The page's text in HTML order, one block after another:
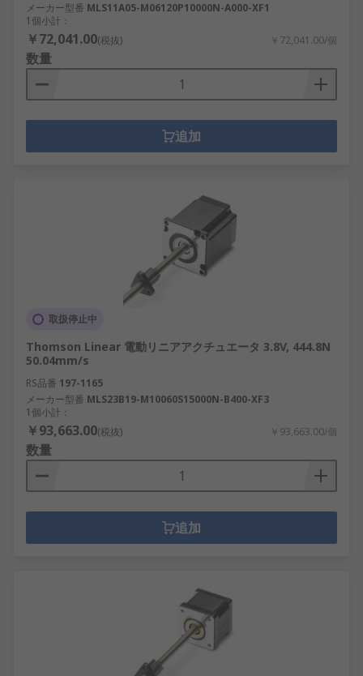
メーカー型番 MLS11A05-M06120P10000N-A000-XF1
1個小計：
￥72,041.00(税抜) ￥72,041.00/個
数量
追加
取扱停止中
Thomson Linear 電動リニアアクチュエータ 3.8V, 444.8N
50.04mm/s
RS品番 197-1165
メーカー型番 MLS23B19-M10060S15000N-B400-XF3
1個小計：
￥93,663.00(税抜) ￥93,663.00/個
数量
追加